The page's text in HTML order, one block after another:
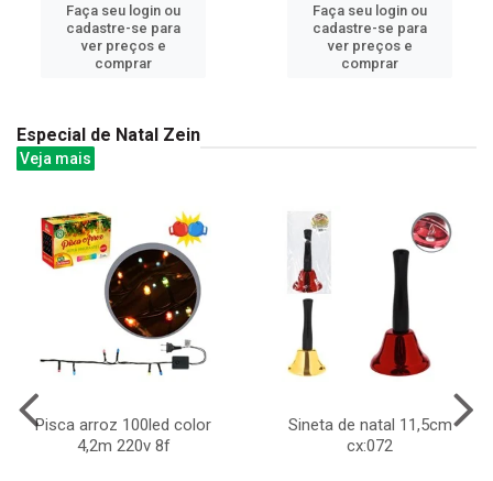
Faça seu login ou
cadastre-se para
ver preços e
comprar
Faça seu login ou
cadastre-se para
ver preços e
comprar
Especial de Natal Zein
Veja mais
Pisca arroz 100led color
4,2m 220v 8f
Sineta de natal 11,5cm
cx:072